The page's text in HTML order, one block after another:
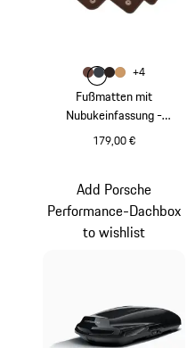
Fußmatten mit
Nubukeinfassung -
Cayenne
179,00 €
Farbe
Farbetrüffelbraun
Farbe graphitblau
Farbeespresso
Farbe
+4
Add Porsche
Performance-Dachbox
to wishlist